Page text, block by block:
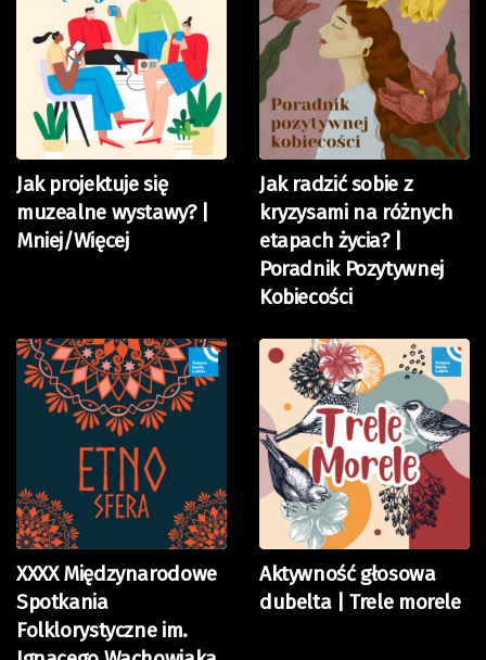
Jak projektuje się
muzealne wystawy? |
Mniej/Więcej
Jak radzić sobie z
kryzysami na różnych
etapach życia? |
Poradnik Pozytywnej
Kobiecości
XXXX Międzynarodowe
Spotkania
Folklorystyczne im.
Aktywność głosowa
dubelta | Trele morele